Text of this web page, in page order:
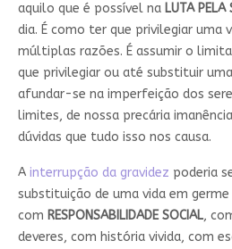
aquilo que é possível na LUTA PELA
dia. É como ter que privilegiar uma
múltiplas razões. É assumir o
que privilegiar ou até substituir
afundar-se na imperfeição dos
limites, de nossa precária
dúvidas que tudo isso nos causa.
A interrupção da gravidez poderia
substituição de uma vida em
com RESPONSABILIDADE SOCIAL,
deveres, com história vivida, com